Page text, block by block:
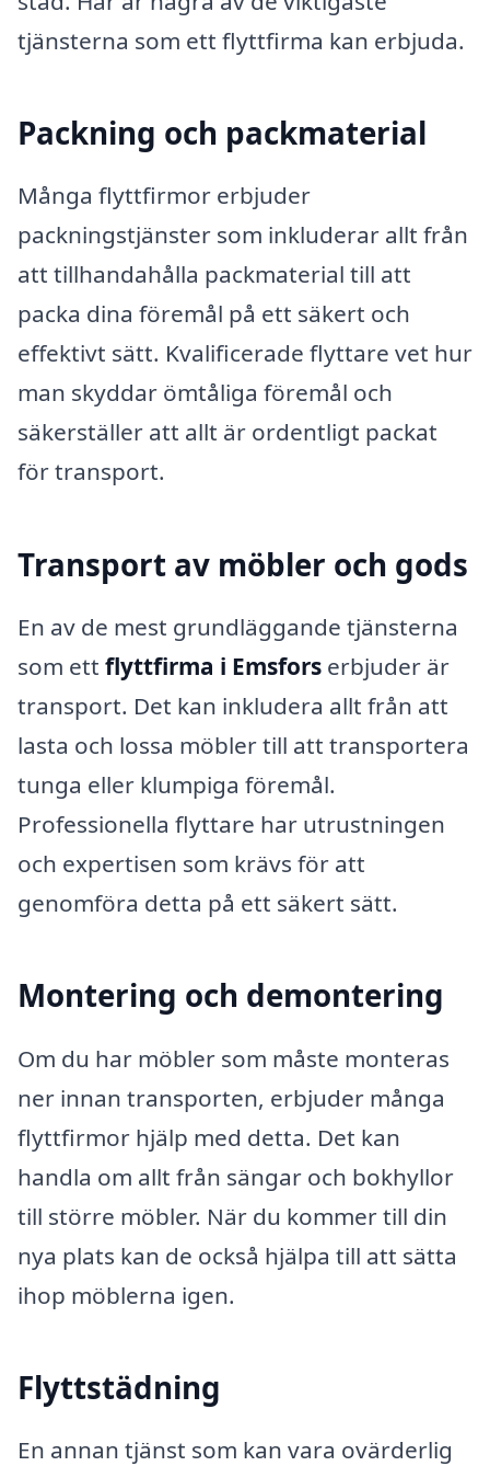
tjänsterna som ett flyttfirma kan erbjuda.
Packning och packmaterial
Många flyttfirmor erbjuder
packningstjänster som inkluderar allt från
att tillhandahålla packmaterial till att
packa dina föremål på ett säkert och
effektivt sätt. Kvalificerade flyttare vet hur
man skyddar ömtåliga föremål och
säkerställer att allt är ordentligt packat
för transport.
Transport av möbler och gods
En av de mest grundläggande tjänsterna
som ett flyttfirma i Emsfors erbjuder är
transport. Det kan inkludera allt från att
lasta och lossa möbler till att transportera
tunga eller klumpiga föremål.
Professionella flyttare har utrustningen
och expertisen som krävs för att
genomföra detta på ett säkert sätt.
Montering och demontering
Om du har möbler som måste monteras
ner innan transporten, erbjuder många
flyttfirmor hjälp med detta. Det kan
handla om allt från sängar och bokhyllor
till större möbler. När du kommer till din
nya plats kan de också hjälpa till att sätta
ihop möblerna igen.
Flyttstädning
En annan tjänst som kan vara ovärderlig